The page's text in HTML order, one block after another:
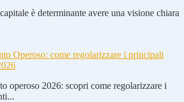
è determinante avere una visione chiara
Operoso: come regolarizzare i principali
operoso 2026: scopri come regolarizzare i